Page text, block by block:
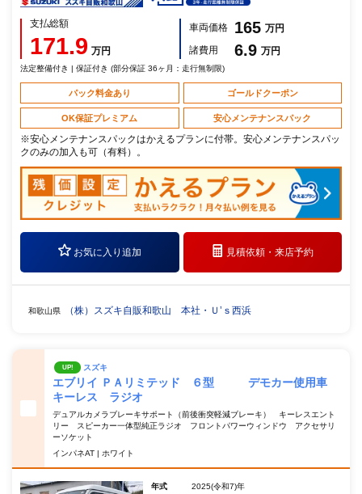
支払総額
171.9 万円
車両価格 165 万円
諸費用
6.9 万円
法定整備付き | 保証付き (部分保証 36ヶ月：走行無制限)
パック料金あり ゴールドクーポン
OK保証プレミアム 安心メンテナンスパック
※安心メンテナンスパックはかえるプランに付帯。安心メンテナンスパッ
クのみの加入も可（有料）。
お気に入り追加 見積依頼・来店予約
和歌山県 （株）スズキ自販和歌山 本社・Ｕ’ｓ西浜
UP! スズキ
エブリイ ＰＡリミテッド ６型 デモカー使用車
キーレス ラジオ
デュアルカメラブレーキサポート（前後衝突軽減ブレーキ） キーレスエント
リー スピーカー一体型純正ラジオ フロントパワーウィンドウ アクセサリ
ーソケット
インパネAT | ホワイト
年式
2025(令和7)年